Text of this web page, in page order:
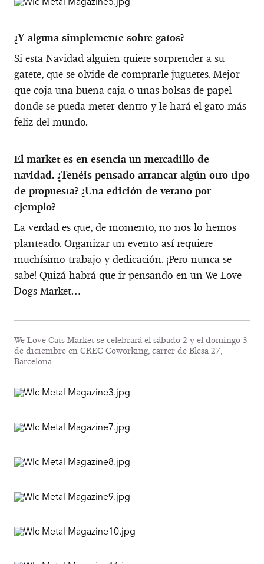
¿Y alguna simplemente sobre gatos?
Si esta Navidad alguien quiere sorprender a su
gatete, que se olvide de comprarle juguetes. Mejor
que coja una buena caja o unas bolsas de papel
donde se pueda meter dentro y le hará el gato más
feliz del mundo.
El market es en esencia un mercadillo de
navidad. ¿Tenéis pensado arrancar algún otro tipo
de propuesta? ¿Una edición de verano por
ejemplo?
La verdad es que, de momento, no nos lo hemos
planteado. Organizar un evento así requiere
muchísimo trabajo y dedicación. ¡Pero nunca se
sabe! Quizá habrá que ir pensando en un We Love
Dogs Market…
We Love Cats Market se celebrará el sábado 2 y el domingo 3
de diciembre en CREC Coworking, carrer de Blesa 27,
Barcelona.